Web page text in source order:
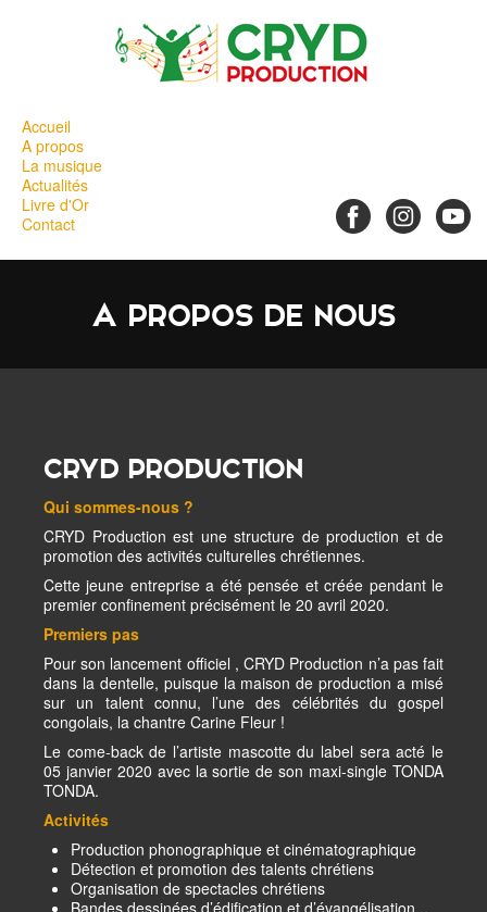
Accueil
A propos
La musique
Actualités
Livre d'Or
Contact
A propos de nous
CRYD PRODUCTION
Qui sommes-nous ?
CRYD Production est une structure de production et de
promotion des activités culturelles chrétiennes.
Cette jeune entreprise a été pensée et créée pendant le
premier confinement précisément le 20 avril 2020.
Premiers pas
Pour son lancement officiel , CRYD Production n’a pas fait
dans la dentelle, puisque la maison de production a misé
sur un talent connu, l’une des célébrités du gospel
congolais, la chantre Carine Fleur !
Le come-back de l’artiste mascotte du label sera acté le
05 janvier 2020 avec la sortie de son maxi-single TONDA
TONDA.
Activités
Production phonographique et cinématographique
Détection et promotion des talents chrétiens
Organisation de spectacles chrétiens
Bandes dessinées d’édification et d’évangélisation...